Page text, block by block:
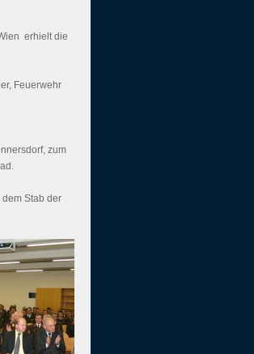
 erhielt die
Feuerwehr
zum
Stab der